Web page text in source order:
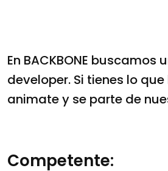
En BACKBONE buscamos
developer. Si tienes lo
animate y se parte de
Competente: